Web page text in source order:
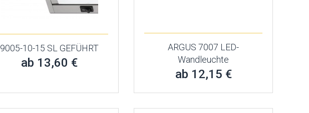
9005-10-15 SL GEFÜHRT
ab 13,60 €
ARGUS 7007 LED-
Wandleuchte
ab 12,15 €